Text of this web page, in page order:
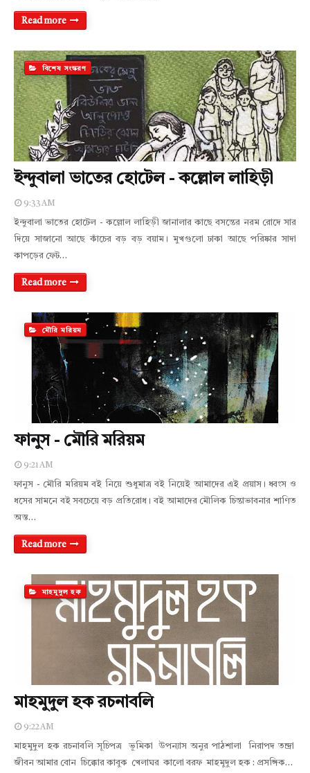
Read more
বিশেষ সংস্করণ
ইন্দুবালা ভাতের হোটেল - কল্লোল লাহিড়ী
9:33 AM
ইন্দুবালা ভাতের হোটেল - কল্লোল লাহিড়ী জানালার কাছে বসন্তের নরম রোদে সার
দিয়ে সাজানো আছে কাঁচের বড় বড় বয়াম। মুখগুলো ঢাকা আছে পরিষ্কার সাদা
কাপড়ের ফেট…
Read more
মৌরি মরিয়ম
ফানুস - মৌরি মরিয়ম
9:21 AM
ফানুস - মৌরি মরিয়ম বই নিয়ে শুধুমাত্র বই নিয়েই আমাদের এই প্রয়াস। ধ্বংস ও
ধসের সামনে বই সবচেয়ে বড় প্রতিরোধ। বই আমাদের মৌলিক চিন্তাভাবনার শাণিত
অস্ত…
Read more
মাহমুদুল হক
মাহমুদুল হক রচনাবলি
9:22 AM
মাহমুদুল হক রচনাবলি সূচিপত্র ভূমিকা উপন্যাস অনুর পাঠশালা নিরাপদ তন্দ্রা
জীবন আমার বোন চিক্কোর কাবুক খেলাঘর কালো বরফ মাহমুদুল হক : প্রসঙ্গিক…